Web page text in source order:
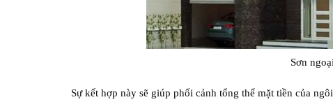
Sơn
Sự kết hợp này sẽ giúp phối cảnh tổng thể mặt tiền của